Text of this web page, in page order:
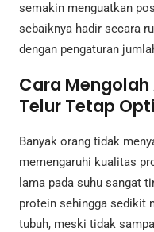
semakin menguatkan
sebaiknya hadir secara
dengan pengaturan
Cara
Telur Tetap
Banyak orang tidak
memengaruhi kualitas
lama pada suhu sangat
protein sehingga sedikit
tubuh, meski tidak